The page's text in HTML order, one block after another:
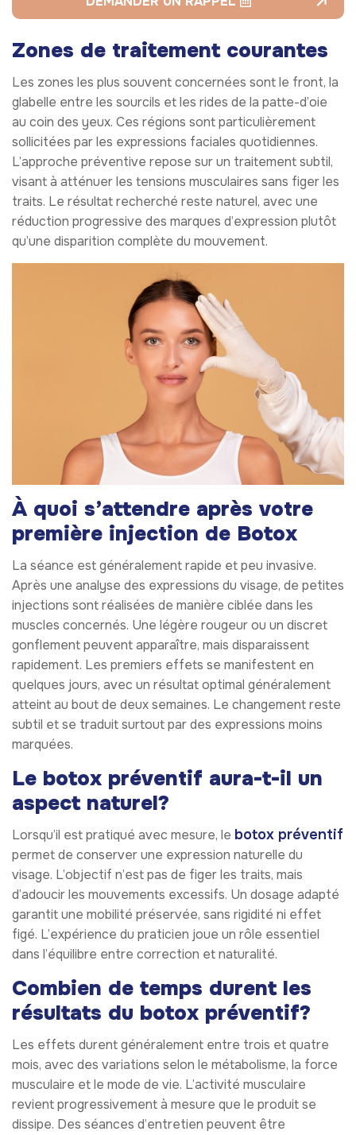
Zones de traitement courantes
Les zones les plus souvent concernées sont le front, la
glabelle entre les sourcils et les rides de la patte-d’oie
au coin des yeux. Ces régions sont particulièrement
sollicitées par les expressions faciales quotidiennes.
L’approche préventive repose sur un traitement subtil,
visant à atténuer les tensions musculaires sans figer les
traits. Le résultat recherché reste naturel, avec une
réduction progressive des marques d’expression plutôt
qu’une disparition complète du mouvement.
À quoi s’attendre après votre
première injection de Botox
La séance est généralement rapide et peu invasive.
Après une analyse des expressions du visage, de petites
injections sont réalisées de manière ciblée dans les
muscles concernés. Une légère rougeur ou un discret
gonflement peuvent apparaître, mais disparaissent
rapidement. Les premiers effets se manifestent en
quelques jours, avec un résultat optimal généralement
atteint au bout de deux semaines. Le changement reste
subtil et se traduit surtout par des expressions moins
marquées.
Le botox préventif aura-t-il un
aspect naturel?
Lorsqu’il est pratiqué avec mesure, le botox préventif
permet de conserver une expression naturelle du
visage. L’objectif n’est pas de figer les traits, mais
d’adoucir les mouvements excessifs. Un dosage adapté
garantit une mobilité préservée, sans rigidité ni effet
figé. L’expérience du praticien joue un rôle essentiel
dans l’équilibre entre correction et naturalité.
Combien de temps durent les
résultats du botox préventif?
Les effets durent généralement entre trois et quatre
mois, avec des variations selon le métabolisme, la force
musculaire et le mode de vie. L’activité musculaire
revient progressivement à mesure que le produit se
dissipe. Des séances d’entretien peuvent être